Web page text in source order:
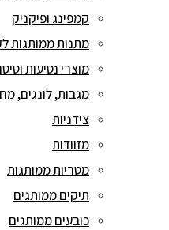
קמפינג ופיקניק
מתנות ממותגות
מוצרי נסיעות
מגבות, לונגים,
צידניות
מזוודות
מטריות ממותגות
תיקים ממותגים
כובעים ממותגים